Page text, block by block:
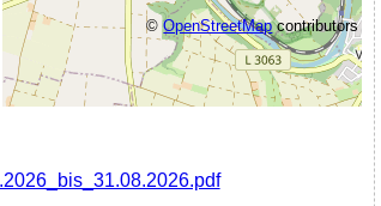
©OpenStreetMapcontributors